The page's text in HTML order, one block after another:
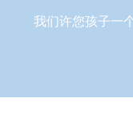
我们许您孩子一